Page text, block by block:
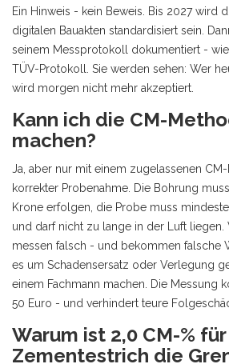
Ein Hinweis - kein Beweis. Bis 2027 wird
digitalen Bauakten standardisiert sein.
seinem Messprotokoll dokumentiert -
TÜV-Protokoll. Sie werden sehen: Wer
wird morgen nicht mehr akzeptiert.
Kann ich die CM-
machen?
Ja, aber nur mit einem zugelassenen
korrekter Probenahme. Die Bohrung
Krone erfolgen, die Probe muss
und darf nicht zu lange in der Luft liegen.
messen falsch - und bekommen falsche
es um Schadensersatz oder Verlegung
einem Fachmann machen. Die Messung
50 Euro - und verhindert teure
Warum ist 2,0 CM-% für
Zementestrich die